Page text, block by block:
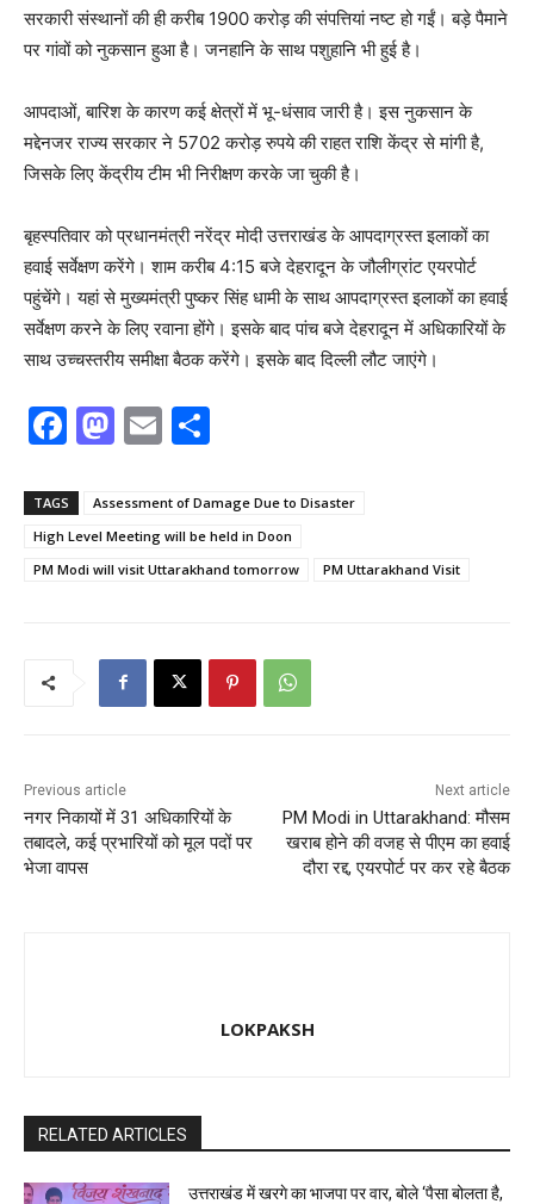
सरकारी संस्थानों की ही करीब 1900 करोड़ की संपत्तियां नष्ट हो गईं। बड़े पैमाने
पर गांवों को नुकसान हुआ है। जनहानि के साथ पशुहानि भी हुई है।
आपदाओं, बारिश के कारण कई क्षेत्रों में भू-धंसाव जारी है। इस नुकसान के
मद्देनजर राज्य सरकार ने 5702 करोड़ रुपये की राहत राशि केंद्र से मांगी है,
जिसके लिए केंद्रीय टीम भी निरीक्षण करके जा चुकी है।
बृहस्पतिवार को प्रधानमंत्री नरेंद्र मोदी उत्तराखंड के आपदाग्रस्त इलाकों का
हवाई सर्वेक्षण करेंगे। शाम करीब 4:15 बजे देहरादून के जौलीग्रांट एयरपोर्ट
पहुंचेंगे। यहां से मुख्यमंत्री पुष्कर सिंह धामी के साथ आपदाग्रस्त इलाकों का हवाई
सर्वेक्षण करने के लिए रवाना होंगे। इसके बाद पांच बजे देहरादून में अधिकारियों के
साथ उच्चस्तरीय समीक्षा बैठक करेंगे। इसके बाद दिल्ली लौट जाएंगे।
F
c
e
b
M
st
o
d
n
E
ai
l
ar
e
TAGS
Assessment of Damage Due to Disaster
High Level Meeting will be held in Doon
PM Modi will visit Uttarakhand tomorrow
PM Uttarakhand Visit
Previous article
नगर निकायों में 31 अधिकारियों के
तबादले, कई प्रभारियों को मूल पदों पर
भेजा वापस
Next article
PM Modi in Uttarakhand: मौसम
खराब होने की वजह से पीएम का हवाई
दौरा रद्द, एयरपोर्ट पर कर रहे बैठक
LOKPAKSH
RELATED ARTICLES
उत्तराखंड में खरगे का भाजपा पर वार, बोले ‘पैसा बोलता है,